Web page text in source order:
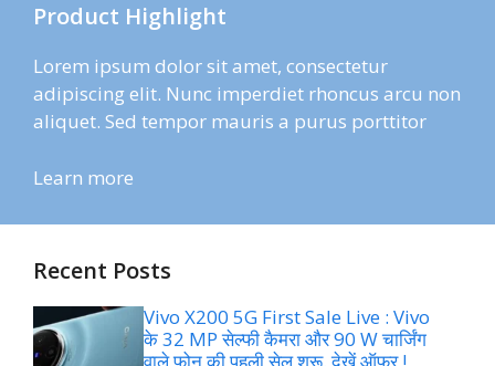
Product Highlight
Lorem ipsum dolor sit amet, consectetur
adipiscing elit. Nunc imperdiet rhoncus arcu non
aliquet. Sed tempor mauris a purus porttitor
Learn more
Recent Posts
Vivo X200 5G First Sale Live : Vivo
के 32 MP सेल्फी कैमरा और 90 W चार्जिंग
वाले फोन की पहली सेल शुरू, देखें ऑफर !